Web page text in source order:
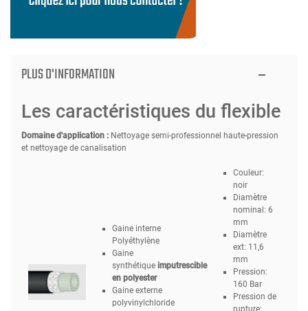
PLUS D'INFORMATION
Les caractéristiques du flexible
Domaine d'application : Nettoyage semi-professionnel haute-pression
et nettoyage de canalisation
Gaine interne
Polyéthylène
Gaine
synthétiqueimputrescible
en polyester
Gaine externe
polyvinylchloride
Couleur:
noir
Diamètre
nominal: 6
mm
Diamètre
ext: 11,6
mm
Pression:
160 Bar
Pression de